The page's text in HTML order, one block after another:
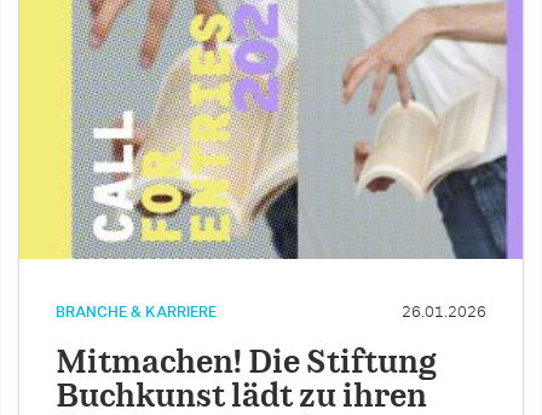
BRANCHE & KARRIERE 26.01.2026
Mitmachen! Die Stiftung
Buchkunst lädt zu ihren